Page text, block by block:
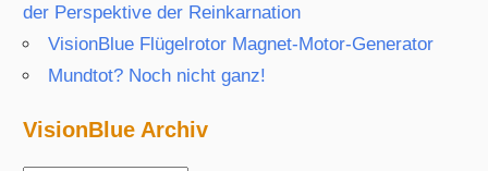
der Perspektive der Reinkarnation
VisionBlue Flügelrotor Magnet-Motor-Generator
Mundtot? Noch nicht ganz!
VisionBlue Archiv